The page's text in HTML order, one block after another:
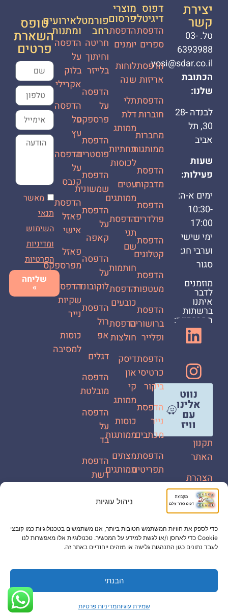
ניהול עוגיות
כדי לספק את חוויות המשתמש הטובות ביותר, אנו משתמשים בטכנולוגיות כמו קובצי
Cookie כדי לאחסן ו/או לגשת למידע על המכשיר. טכנולוגיות אלו מאפשרות לנו
לעבד נתונים כגון התנהגות גלישה או מזהים ייחודיים באתר זה.
הבנתי
שמירת עוגיותמדיניות פרטיות
יצירת
קשר
טל. 03-
6393988
yosi@sdar.co.il
הכתובת
שלנו:
לבנדה 28-
30, תל
אביב
שעות
פעילות:
ימים א-ה:
10:30-
17:00
ימי שישי
וערבי חג:
סגור
מוזמנים
לדבר
איתנו
ברשתות
החברתיות:
נווט
אלינו
עם
וויז
תקנון
האתר
הצהרת
נגישות
שמירת
עוגיות
מדיניות
דפוס
דיגיטלי
הדפסת
ספרים
הדפסת
אריזות
הדפסת
חוברות
מחברות
ממותגות
הדפסת
מדבקות
הדפסת
פולדרים
הדפסת
קטלוגים
הדפסת
מעטפות
הדפסת
ברושורים
ופלייר
הדפסת
כרטיסי
ביקור
הדפסת
נייר
מכתבים
הדפסת
תפריטים
הדפסת
קלפים
מוצרי
פרסום
הדפסת
יומנים
לוחות
שנה
תלי
דלת
ממותג
תחתיות
לכוסות
עטים
ממותגים
הדפסת
תגי
שם
חותמות
הדפסת
כובעים
הדפסת
חולצות
דיסק
און
קי
ממותג
כוסות
ממותגות
מצתים
ממותגים
נייר
קעקועי
נייר
פורמט
רחב
חריטה
וחיתוך
בלייזר
הדפסה
על
פרספקס
הדפסת
פוסטרים
הדפסת
שמשונית
הדפסת
על
קאפה
הדפסה
על
לוקובונד
הדפסת
רול
אפ
דגלים
הדפסה
מובלטת
הדפסה
על
בד
הדפסת
רשת
PVC
לאירועים
ומתנות
הדפסה
על
בלוק
אקרילי
הדפסה
על
עץ
הדפסה
על
קנבס
הדפסת
פאזל
אישי
פאזל
מפרספקס
הדפסת
שקיות
נייר
כוסות
למסיבה
טופס
השארת
פרטים
מאשר
תנאי
השימוש
ומדיניות
הפרטיות
שליחה
»